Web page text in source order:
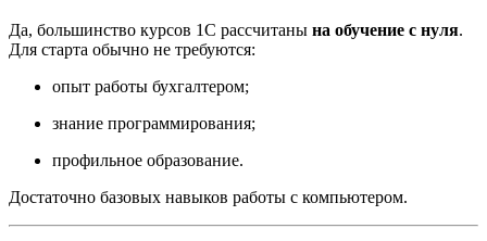
Да, большинство курсов 1С рассчитаны на обучение с нуля.
Для старта обычно не требуются:
опыт работы бухгалтером;
знание программирования;
профильное образование.
Достаточно базовых навыков работы с компьютером.